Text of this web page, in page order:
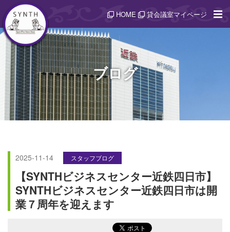
HOME 貸会議室マイページ
ブログ
2025-11-14 スタッフブログ
【SYNTHビジネスセンター近鉄四日市】
SYNTHビジネスセンター近鉄四日市は開
業７周年を迎えます